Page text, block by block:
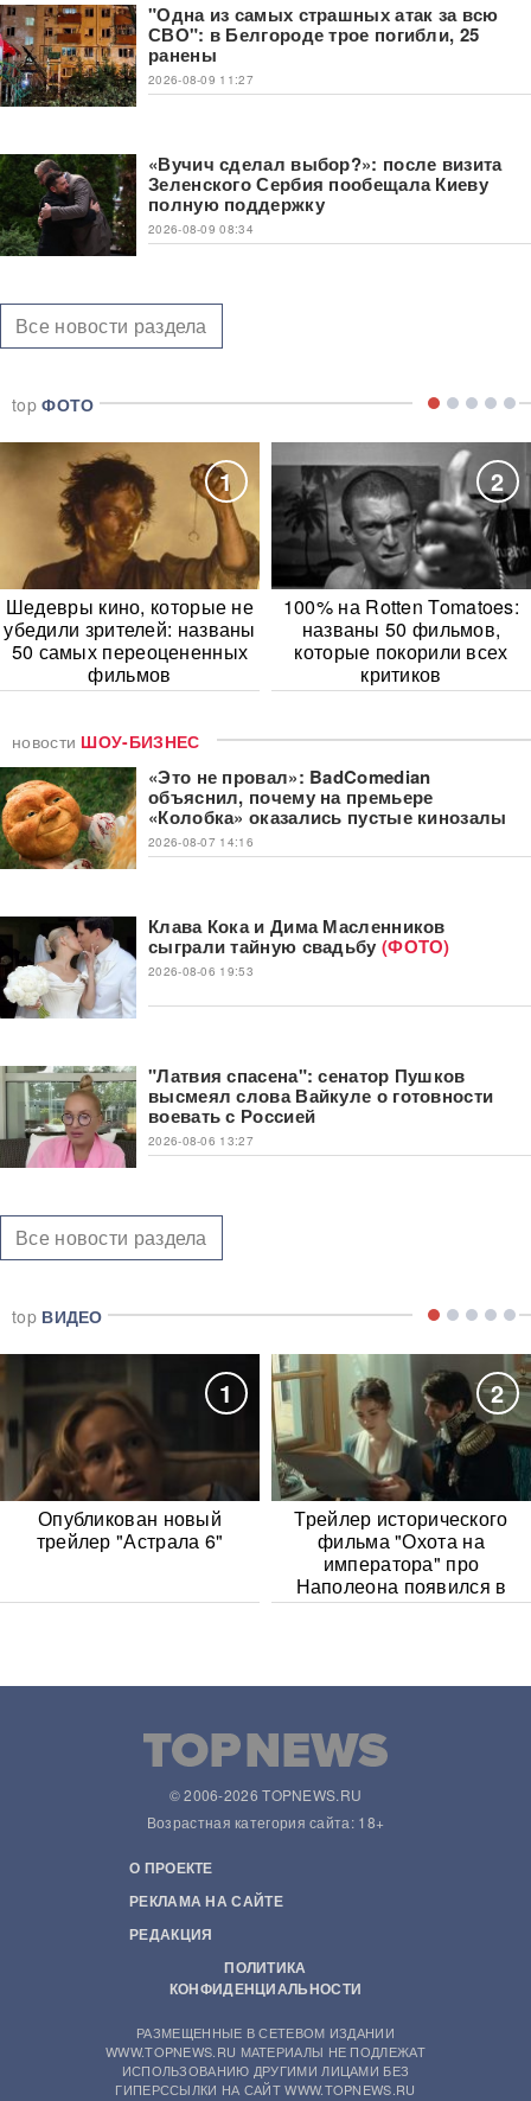
"Одна из самых страшных атак за всю
СВО": в Белгороде трое погибли, 25
ранены
2026-08-09 11:27
«Вучич сделал выбор?»: после визита
Зеленского Сербия пообещала Киеву
полную поддержку
2026-08-09 08:34
Все новости раздела
topФОТО
1
Шедевры кино, которые не
убедили зрителей: названы
50 самых переоцененных
фильмов
2
100% на Rotten Tomatoes:
названы 50 фильмов,
которые покорили всех
критиков
новости ШОУ-БИЗНЕС
«Это не провал»: BadComedian
объяснил, почему на премьере
«Колобка» оказались пустые кинозалы
2026-08-07 14:16
Клава Кока и Дима Масленников
сыграли тайную свадьбу (ФОТО)
2026-08-06 19:53
"Латвия спасена": сенатор Пушков
высмеял слова Вайкуле о готовности
воевать с Россией
2026-08-06 13:27
Все новости раздела
top ВИДЕО
1
Опубликован новый
трейлер "Астрала 6"
2
Трейлер исторического
фильма "Охота на
императора" про
Наполеона появился в
Сети
© 2006-2026 TOPNEWS.RU
Возрастная категория сайта: 18+
О ПРОЕКТЕ
РЕКЛАМА НА САЙТЕ
РЕДАКЦИЯ
ПОЛИТИКА
КОНФИДЕНЦИАЛЬНОСТИ
РАЗМЕЩЕННЫЕ В СЕТЕВОМ ИЗДАНИИ
WWW.TOPNEWS.RU МАТЕРИАЛЫ НЕ ПОДЛЕЖАТ
ИСПОЛЬЗОВАНИЮ ДРУГИМИ ЛИЦАМИ БЕЗ
ГИПЕРССЫЛКИ НА САЙТ WWW.TOPNEWS.RU